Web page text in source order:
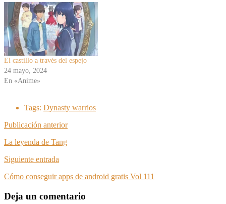
El castillo a través del espejo
24 mayo, 2024
En «Anime»
Tags: Dynasty warrios
Publicación anterior
La leyenda de Tang
Siguiente entrada
Cómo conseguir apps de android gratis Vol 111
Deja un comentario